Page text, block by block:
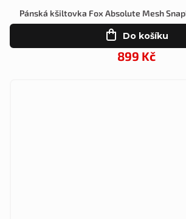
Pánská kšiltovka Fox Absolute Mesh
899 Kč
Do košíku